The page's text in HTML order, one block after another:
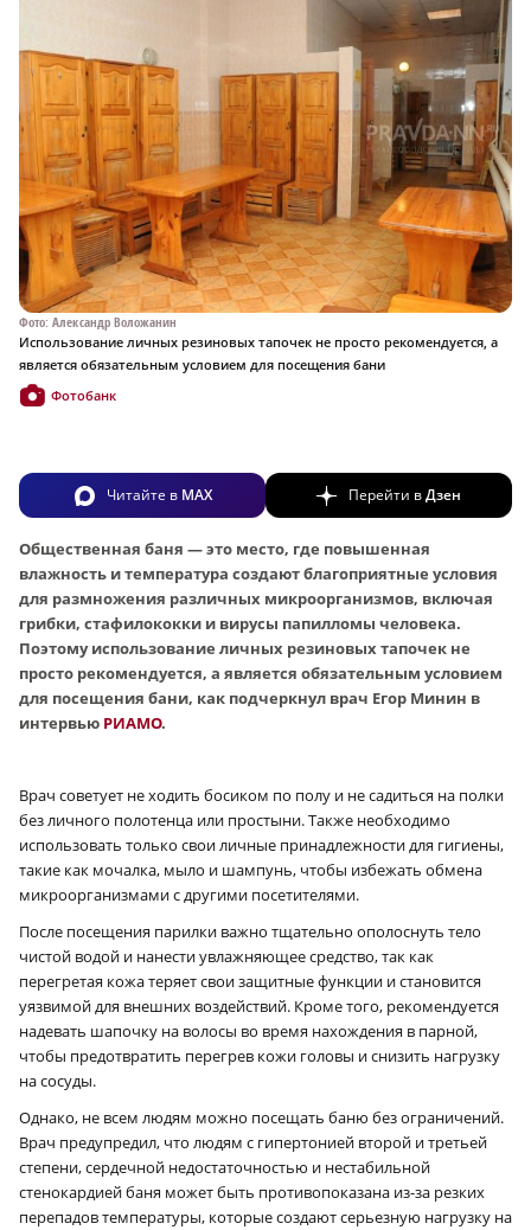
Фото: Александр Воложанин
Использование личных резиновых тапочек не просто рекомендуется, а
является обязательным условием для посещения бани
Фотобанк
Читайте в MAX Перейти вДзен
Общественная баня — это место, где повышенная
влажность и температура создают благоприятные условия
для размножения различных микроорганизмов, включая
грибки, стафилококки и вирусы папилломы человека.
Поэтому использование личных резиновых тапочек не
просто рекомендуется, а является обязательным условием
для посещения бани, как подчеркнул врач Егор Минин в
интервью РИАМО.
Врач советует не ходить босиком по полу и не садиться на полки
без личного полотенца или простыни. Также необходимо
использовать только свои личные принадлежности для гигиены,
такие как мочалка, мыло и шампунь, чтобы избежать обмена
микроорганизмами с другими посетителями.
После посещения парилки важно тщательно ополоснуть тело
чистой водой и нанести увлажняющее средство, так как
перегретая кожа теряет свои защитные функции и становится
уязвимой для внешних воздействий. Кроме того, рекомендуется
надевать шапочку на волосы во время нахождения в парной,
чтобы предотвратить перегрев кожи головы и снизить нагрузку
на сосуды.
Однако, не всем людям можно посещать баню без ограничений.
Врач предупредил, что людям с гипертонией второй и третьей
степени, сердечной недостаточностью и нестабильной
стенокардией баня может быть противопоказана из-за резких
перепадов температуры, которые создают серьезную нагрузку на